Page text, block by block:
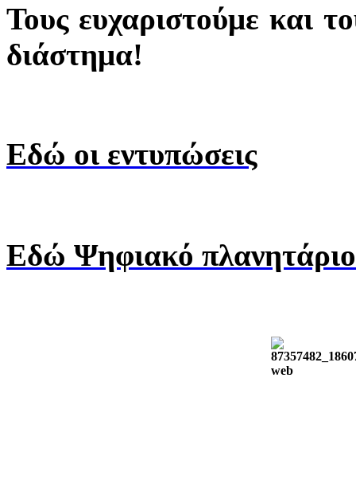
Τους ευχαριστούμε και
διάστημα!
Εδώ οι εντυπώσεις
Εδώ Ψηφιακό πλανητάριο